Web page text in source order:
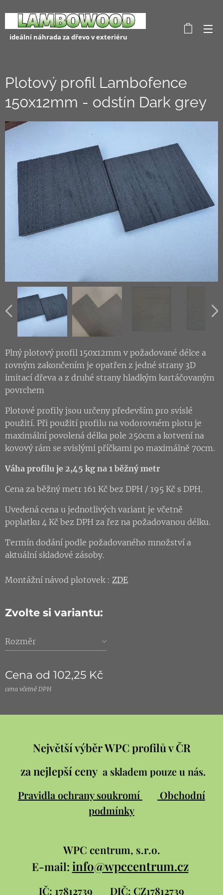
ideální náhrada za dřevo v exteriéru
Plotový profil Lambofence
150x12mm - odstín Dark grey
Plný plotový profil 150x12mm v požadované délce a
rovným zakončením je opatřen z jedné strany 3D
imitací dřeva a z druhé strany hladkým kartáčovaným
povrchem
Plotové profily jsou určeny především pro svislé
použití. Při použití profilu na vodorovném plotu je
maximální povolená délka pole 250cm a kotvení na
kovový rám se svislými příčkami po maximálně 70cm.
Váha profilu je 2,45 kg na 1 běžný metr
Cena za běžný metr 161 Kč bez DPH / 195 Kč s DPH.
Uvedená cena u jednotlivých variant je včetně
poplatku 4 Kč bez DPH za řez na požadovanou délku.
Termín dodání podle požadovaného množství a
aktuální skladové zásoby.
Montážní návod plotovek : ZDE
Zvolte si variantu:
Rozměr
Cena od 102,25 Kč
cena včetně DPH
Největší výběr WPC profilů v ČR
za nejlepší ceny a skladem pouze u nás.
Pravidla ochrany soukromí
Obchodní
podmínky
WPC centrum, s.r.o.
E-mail: info@wpccentrum.cz
IČ: 17812739 DIČ: CZ17812739